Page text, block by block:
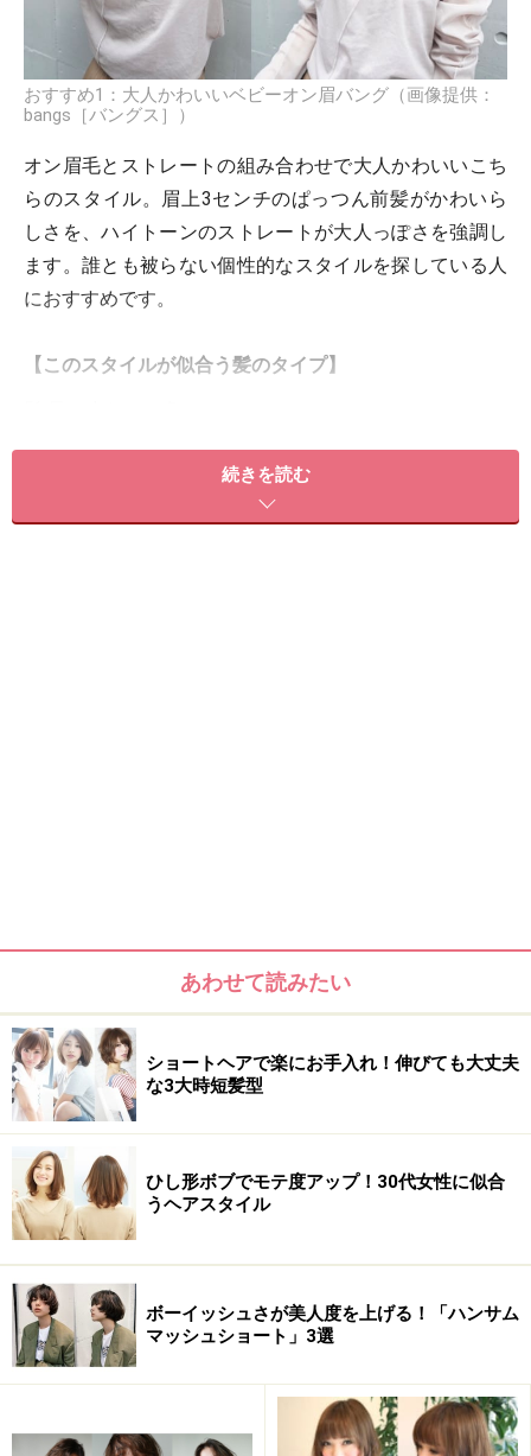
おすすめ1：大人かわいいベビーオン眉バング（画像提供：
bangs［バングス］）
オン眉毛とストレートの組み合わせで大人かわいいこち
らのスタイル。眉上3センチのぱっつん前髪がかわいら
しさを、ハイトーンのストレートが大人っぽさを強調し
ます。誰とも被らない個性的なスタイルを探している人
におすすめです。
【このスタイルが似合う髪のタイプ】
髪 質：柔らかい～普通
顔 型：三角・卵型・丸・ベース・逆三角
体的に軽くなるよう意識しています。毛先が少しストレ
ートになっているのが、おしゃれ上級者のポイントで
す。
【このスタイルが似合う髪のタイプ】
髪 量：少ない～多い
髪 質：柔らかい～普通
顔 型：三角・卵型・丸・ベース・面長・逆三角
髪のクセ：なし～少し
おすすめ3：ふんわりパーマに辛さをプラス
続きを読む
あわせて読みたい
ショートヘアで楽にお手入れ！伸びても大丈夫
な3大時短髪型
ひし形ボブでモテ度アップ！30代女性に似合
うヘアスタイル
ボーイッシュさが美人度を上げる！「ハンサム
マッシュショート」3選